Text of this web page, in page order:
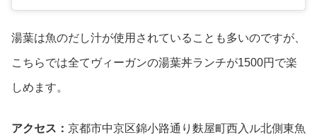
湯葉は魚のだし汁が使用されていることも多いのですが、
こちらでは全てヴィーガンの湯葉丼ランチが1500円で楽
しめます。
アクセス： 京都市中京区錦小路通り麩屋町西入ル北側東魚